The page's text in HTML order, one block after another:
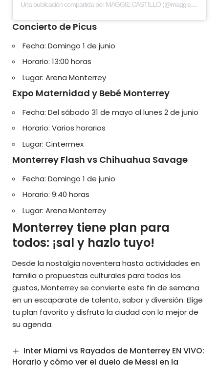
Una publicación compartida por MAGGIE CASTILLO (@maggiecastillomx)
Concierto de Picus
Fecha: Domingo 1 de junio
Horario: 13:00 horas
Lugar: Arena Monterrey
Expo Maternidad y Bebé Monterrey
Fecha: Del sábado 31 de mayo al lunes 2 de junio
Horario: Varios horarios
Lugar: Cintermex
Monterrey Flash vs Chihuahua Savage
Fecha: Domingo 1 de junio
Horario: 9:40 horas
Lugar: Arena Monterrey
Monterrey tiene plan para
todos: ¡sal y hazlo tuyo!
Desde la nostalgia noventera hasta actividades en
familia o propuestas culturales para todos los
gustos, Monterrey se convierte este fin de semana
en un escaparate de talento, sabor y diversión. Elige
tu plan favorito y disfruta la ciudad con lo mejor de
su agenda.
Inter Miami vs Rayados de Monterrey EN VIVO:
Horario y cómo ver el duelo de Messi en la